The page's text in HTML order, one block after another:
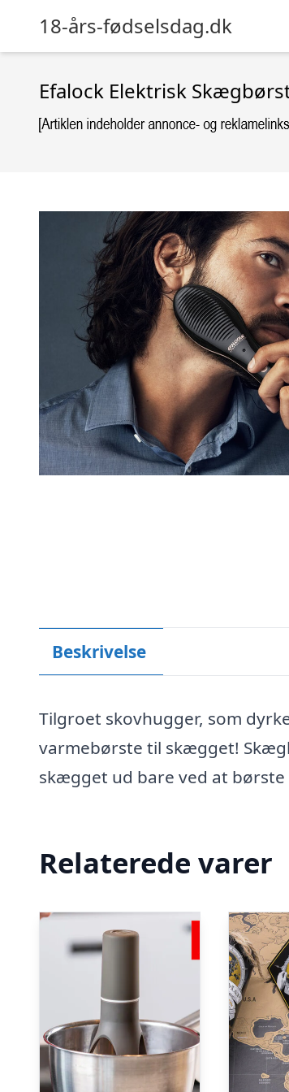
18-års-fødselsdag.dk
Efalock Elektrisk
Beskrivelse
Tilgroet skovhugger, som
varmebørste til skægget!
skægget ud bare ved at børste
Relaterede varer